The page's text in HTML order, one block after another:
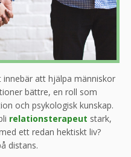
att hjälpa människor
bättre, en roll som
och psykologisk kunskap.
relationsterapeut stark,
ett redan hektiskt liv?
distans.